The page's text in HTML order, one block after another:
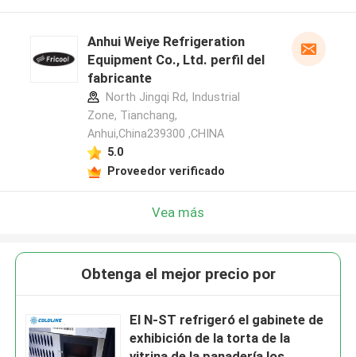
Anhui Weiye Refrigeration
Equipment Co., Ltd. perfil del
fabricante
North Jingqi Rd, Industrial
Zone, Tianchang,
Anhui,China239300 ,CHINA
5.0
Proveedor verificado
Vea más
Obtenga el mejor precio por
El N-ST refrigeró el gabinete de
exhibición de la torta de la